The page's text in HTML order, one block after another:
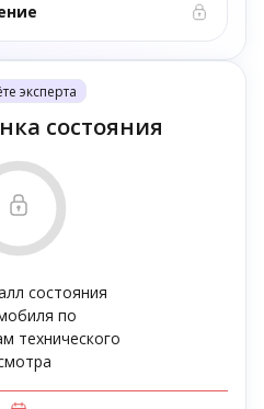
эксперта
состояния
состояния
по
технического